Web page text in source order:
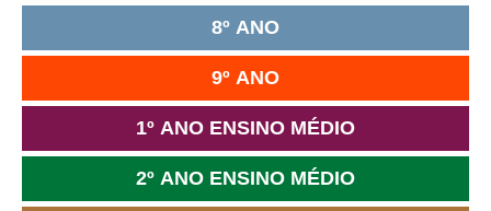
8º ANO
9º ANO
1º ANO ENSINO MÉDIO
2º ANO ENSINO MÉDIO